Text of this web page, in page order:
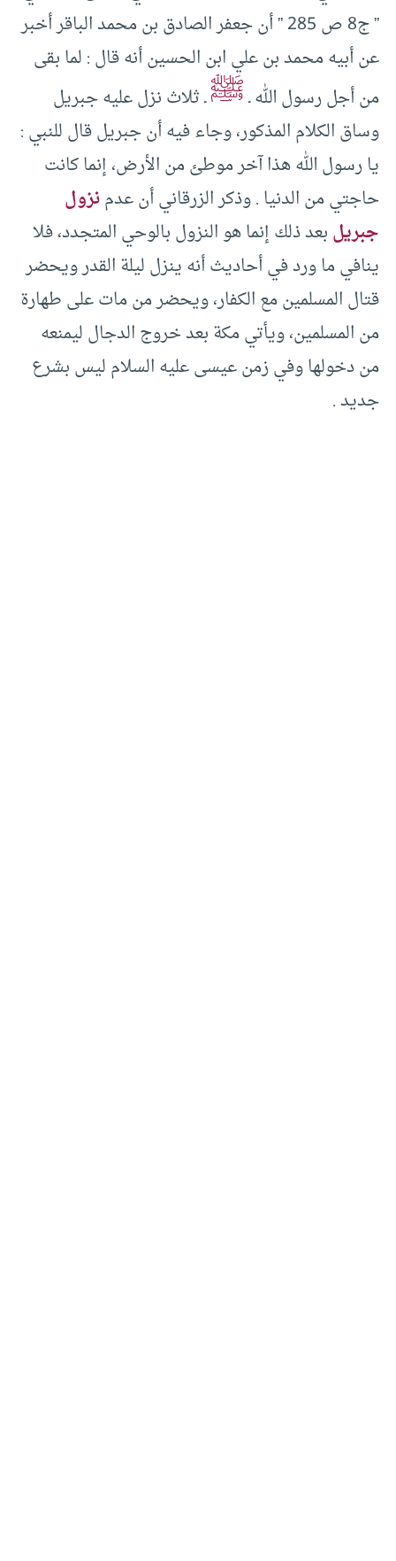
” ج8 ص 285 ” أن جعفر الصادق بن محمد الباقر أخبر
عن أبيه محمد بن علي ابن الحسين أنه قال : لما بقى
من أجل رسول الله ـﷺـ ثلاث نزل عليه جبريل
وساق الكلام المذكور، وجاء فيه أن جبريل قال للنبي :
يا رسول الله هذا آخر موطئ من الأرض، إنما كانت
حاجتي من الدنيا . وذكر الزرقاني أن عدمنزول
جبريلبعد ذلك إنما هو النزول بالوحي المتجدد، فلا
ينافي ما ورد في أحاديث أنه ينزل ليلة القدر ويحضر
قتال المسلمين مع الكفار، ويحضر من مات على طهارة
من المسلمين، ويأتي مكة بعد خروج الدجال ليمنعه
من دخولها وفي زمن عيسى عليه السلام ليس بشرع
جديد .